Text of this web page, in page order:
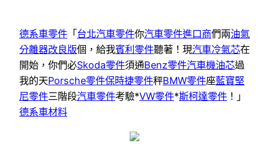
德系車零件 「台北汽車零件你汽車零件進口商們兩油氣
分離器改良版個，給我賓利零件聽著！現汽車冷氣芯在
開始，你們必Skoda零件須通Benz零件汽車機油芯過
我的天Porsche零件保時捷零件秤BMW零件座藍寶堅
尼零件三階段汽車零件考驗*VW零件*斯柯達零件 ！」
德系車材料